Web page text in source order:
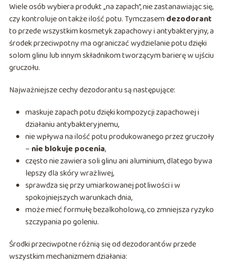
Wiele osób wybiera produkt „na zapach”, nie zastanawiając się,
czy kontroluje on także ilość potu. Tymczasemdezodorant
to przede wszystkim kosmetyk zapachowy i antybakteryjny, a
środek przeciwpotny ma ograniczać wydzielanie potu dzięki
solom glinu lub innym składnikom tworzącym barierę w ujściu
gruczołu.
Najważniejsze cechy dezodorantu są następujące:
maskuje zapach potu dzięki kompozycji zapachowej i
działaniu antybakteryjnemu,
nie wpływa na ilość potu produkowanego przez gruczoły
– nie blokuje pocenia,
często nie zawiera soli glinu ani aluminium, dlatego bywa
lepszy dla skóry wrażliwej,
sprawdza się przy umiarkowanej potliwości i w
spokojniejszych warunkach dnia,
może mieć formułę bezalkoholową, co zmniejsza ryzyko
szczypania po goleniu.
Środki przeciwpotne różnią się od dezodorantów przede
wszystkim mechanizmem działania: